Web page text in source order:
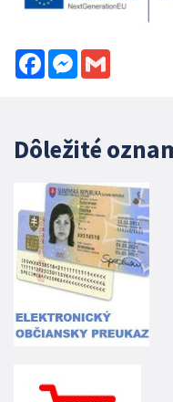
FacebookMessenger
Dôležité